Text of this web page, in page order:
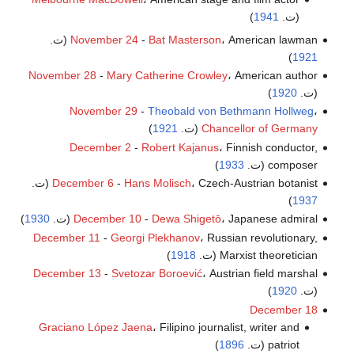
(ت.
1941
)
November 24- Bat Masterson، American lawman (ت.
1921
)
November 28 - Mary Catherine Crowley، American author
(ت.1920
)
November 29 - Theobald von Bethmann Hollweg،
Chancellor of Germany (ت. 1921
)
December 2 - Robert Kajanus، Finnish conductor,
composer (ت.
1933
)
December 6 - Hans Molisch، Czech-Austrian botanist (ت.
1937
)
December 10- Dewa Shigetō، Japanese admiral (ت. 1930
)
December 11 - Georgi Plekhanov، Russian revolutionary,
Marxist theoretician (ت.
1918
)
December 13 - Svetozar Boroević، Austrian field marshal
(ت.1920
)
December 18
Graciano López Jaena، Filipino journalist, writer and
patriot (ت.
1896
)